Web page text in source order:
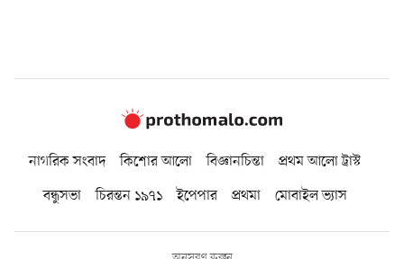
নাগরিক সংবাদ কিশোর আলো বিজ্ঞানচিন্তা
প্রথম আলো ট্রাস্ট
বন্ধুসভা
চিরন্তন ১৯৭১ ইপেপার প্রথমা মোবাইল ভ্যাস